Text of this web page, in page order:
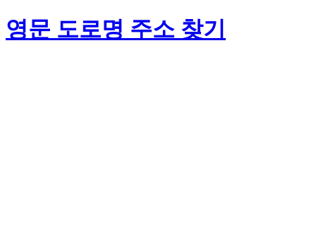
영문 도로명 주소 찾기